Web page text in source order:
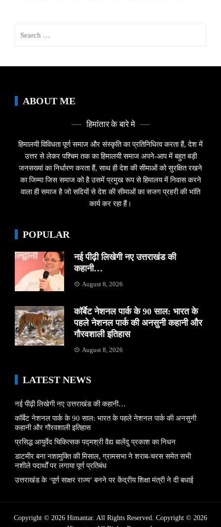
ABOUT ME
हिमांतार के बारे मे
हिमालयी विविधता पूर्ण समाज और संस्कृति का प्रतिनिधित्व करता हैं, देश में
उत्तर से लेकर पश्चिम तक का हिमालयी समाज अपने-आप में बहुत बड़ी
जनसख्यां का निर्धारण करता हैं, साथ ही देश की सीमाओं को सुरक्षित रखने
का जिम्मा जिस समाज को है उसमें प्रमुख रूप से हिमालय में निवास करने
वाला ही समाज है जो सदियों से देश की सीमाओं का सजग प्रहरी की भांति
कार्य कर रहा हैं।
POPULAR
नई पीढ़ी लिखेगी नए उत्तराखंड की
कहानी…
August 8, 2026
कॉर्बेट नेशनल पार्क के 90 साल: भारत के
पहले नेशनल पार्क की अनसुनी कहानी और
गौरवशाली इतिहास
August 8, 2026
LATEST NEWS
नई पीढ़ी लिखेगी नए उत्तराखंड की कहानी…
कॉर्बेट नेशनल पार्क के 90 साल: भारत के पहले नेशनल पार्क की अनसुनी
कहानी और गौरवशाली इतिहास
प्रसिद्ध आयुर्वेद चिकित्सक पद्मश्री वैद्य बालेंदु प्रकाश का निधन
डाटमीर बना नशामुक्ति की मिसाल, ग्रामसभा ने शराब-चरस समेत सभी
नशीले पदार्थों पर लगाया पूर्ण प्रतिबंध
उत्तराखंड के ‘पूर्ण साक्षर राज्य’ बनने पर केंद्रीय शिक्षा मंत्री ने दी बधाई
Copyright © 2026 Himantar. All Rights Reserved. Copyright © 2026